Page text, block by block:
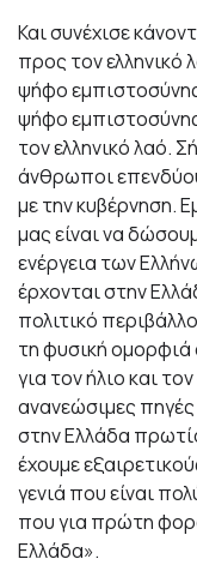
Και συνέχισε
προς τον ελληνικό
ψήφο
ψήφο
τον ελληνικό λαό.
άνθρωποι
με την κυβέρνηση.
μας είναι να
ενέργεια των
έρχονται στην
πολιτικό
τη φυσική
για τον ήλιο και
ανανεώσιμες
στην Ελλάδα
έχουμε
γενιά που είναι
που για πρώτη
Ελλάδα».